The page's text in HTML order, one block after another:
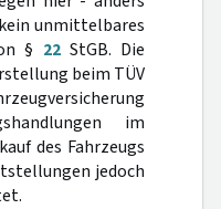
unmittelbares
§ 22StGB. Die
beim TÜV
im
des Fahrzeugs
jedoch